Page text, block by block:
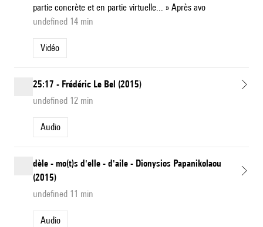
partie concrète et en partie virtuelle... » Après avo
undefined 14 min
Vidéo
25:17 - Frédéric Le Bel (2015)
undefined 12 min
Audio
dèle - mo(t)s d'elle - d'aile - Dionysios Papanikolaou
(2015)
undefined 11 min
Audio